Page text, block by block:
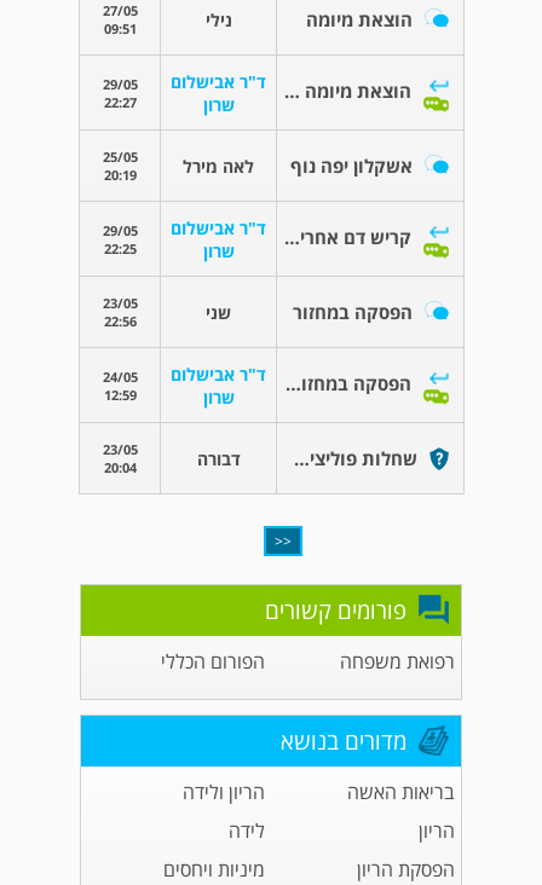
הוצאת מיומה נילי
27/05
09:51
הוצאת מיומה ללא הרחם
ד"ר אבישלום
שרון
29/05
22:27
אשקלון יפה נוף לאה מירל
25/05
20:19
קריש דם אחרי כריתת רחם
ד"ר אבישלום
שרון
29/05
22:25
הפסקה במחזור שני
23/05
22:56
הפסקה במחזור בירידה במשקל
ד"ר אבישלום
שרון
24/05
12:59
שחלות פוליציסטיות דבורה
23/05
20:04
<<
פורומים קשורים
רפואת משפחה הפורום הכללי
מדורים בנושא
בריאות האשה
הריון ולידה
הריון
לידה
הפסקת הריון
מיניות ויחסים